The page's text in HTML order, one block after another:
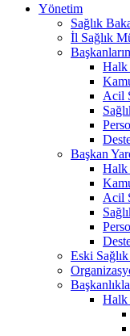
Yönetim
Sağlık
İl Sağlık
Halk
Acil
Başkan
Halk
Acil
Eski
Halk